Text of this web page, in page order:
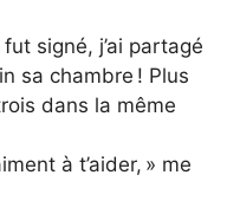
signé, j’ai partagé
sa chambre ! Plus
dans la même
à t’aider, » me